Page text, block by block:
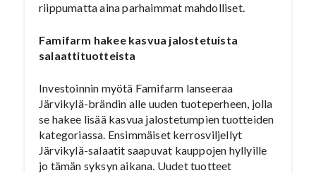
riippumatta aina parhaimmat mahdolliset.
Famifarm hakee kasvua jalostetuista
salaattituotteista
Investoinnin myötä Famifarm lanseeraa
Järvikylä-brändin alle uuden tuoteperheen, jolla
se hakee lisää kasvua jalostetumpien tuotteiden
kategoriassa. Ensimmäiset kerrosviljellyt
Järvikylä-salaatit saapuvat kauppojen hyllyille
jo tämän syksyn aikana. Uudet tuotteet